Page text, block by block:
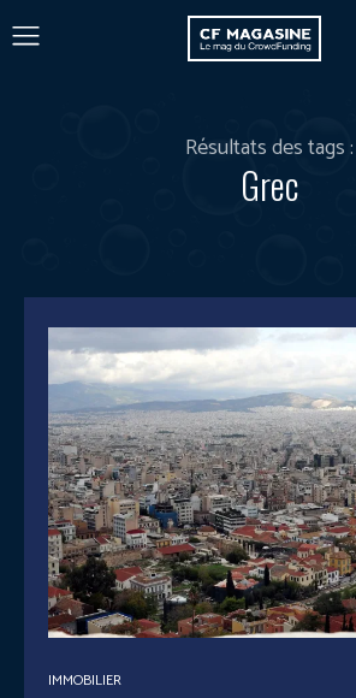
Résultats des tags :
Grec
IMMOBILIER